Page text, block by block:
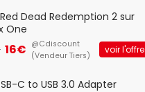
Dead Redemption 2 sur
One
16€ @Cdiscount
(Vendeur Tiers)
voir l'offre
C to USB 3.0 Adapter